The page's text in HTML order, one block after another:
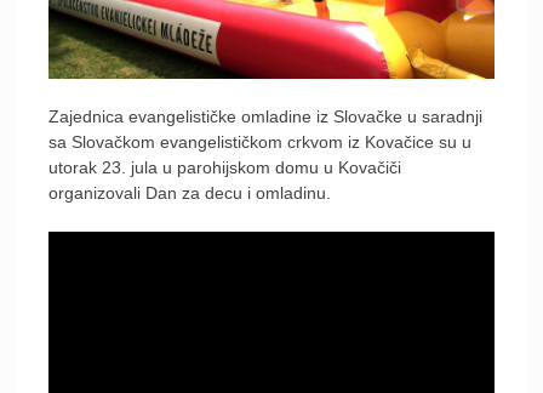
Zajednica evangelističke omladine iz Slovačke u saradnji
sa Slovačkom evangelističkom crkvom iz Kovačice su u
utorak 23. jula u parohijskom domu u Kovačiči
organizovali Dan za decu i omladinu.